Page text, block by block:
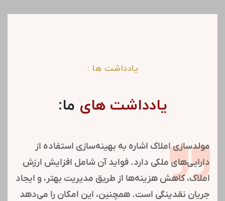
یادداشت ها :
یادداشت های ما:
مولدسازی املاک اشاره به بهینه‌سازی استفاده از
دارایی‌های ملکی دارد. فواید آن شامل افزایش ارزش
املاک، کاهش هزینه‌ها از طریق مدیریت بهتر، و ایجاد
جریان نقدینگی است. همچنین، این امکان را می‌دهد